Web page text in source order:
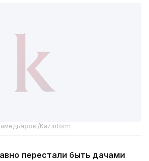
/Kazinform
перестали быть дачами